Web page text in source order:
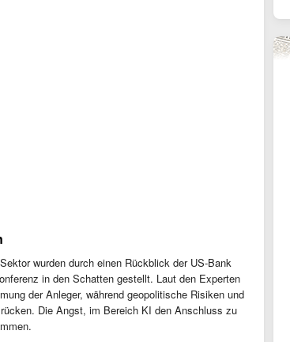
wurden durch einen Rückblick der US-Bank
in den Schatten gestellt. Laut den Experten
der Anleger, während geopolitische Risiken und
Die Angst, im Bereich KI den Anschluss zu